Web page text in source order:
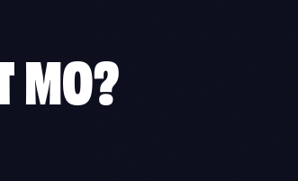
MO?